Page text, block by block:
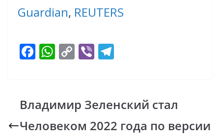
Guardian, REUTERS
F
b
o
o
W
s
A
p
C
y
Li
n
Vi
gr
a
m
Владимир Зеленский стал
Человеком 2022 года по версии